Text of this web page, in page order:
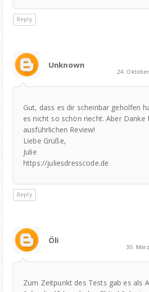
Reply
Unknown
24.
Gut, dass es dir scheinbar geholfen
es nicht so schön riecht. Aber Danke
ausführlichen Review!
Liebe Grüße,
Julie
https://juliesdresscode.de
Reply
Öli
30.
Zum Zeitpunkt des Tests gab es als